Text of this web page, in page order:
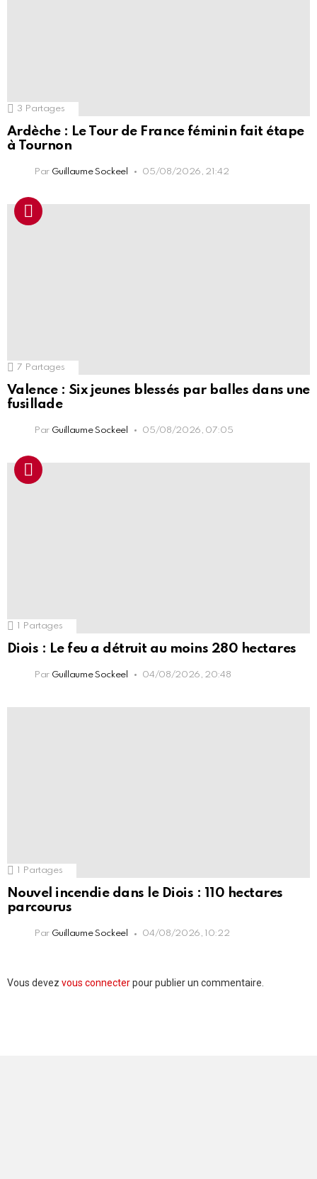
3 Partages
Ardèche : Le Tour de France féminin fait étape
à Tournon
Par Guillaume Sockeel 05/08/2026, 21:42
7 Partages
Valence : Six jeunes blessés par balles dans une
fusillade
Par Guillaume Sockeel 05/08/2026, 07:05
1 Partages
Diois : Le feu a détruit au moins 280 hectares
Par Guillaume Sockeel 04/08/2026, 20:48
Partages
Nouvel incendie dans le Diois : 110 hectares
parcourus
Par Guillaume Sockeel 04/08/2026, 10:22
Laisser
Vous devez vous connecterpour publier un commentaire.